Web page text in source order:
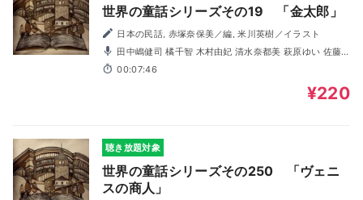
世界の童話シリーズその19 「金太郎」
日本の民話, 赤塚奈保美／編, 米川英樹／イラスト
佳織 握☆飯太郎 前田靖子
00:07:46
¥220
聴き放題対象
世界の童話シリーズその250 「ヴェニ
スの商人」